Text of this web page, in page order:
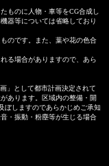
ものに人物・車等をCG合成し
器等については省略しており
のです。また、葉や花の色合
る場合がありますので、あら
」として都市計画決定されて
あります。区域内の整備・開
ぼしますのであらかじめご承知
・振動・粉塵等が生じる場合